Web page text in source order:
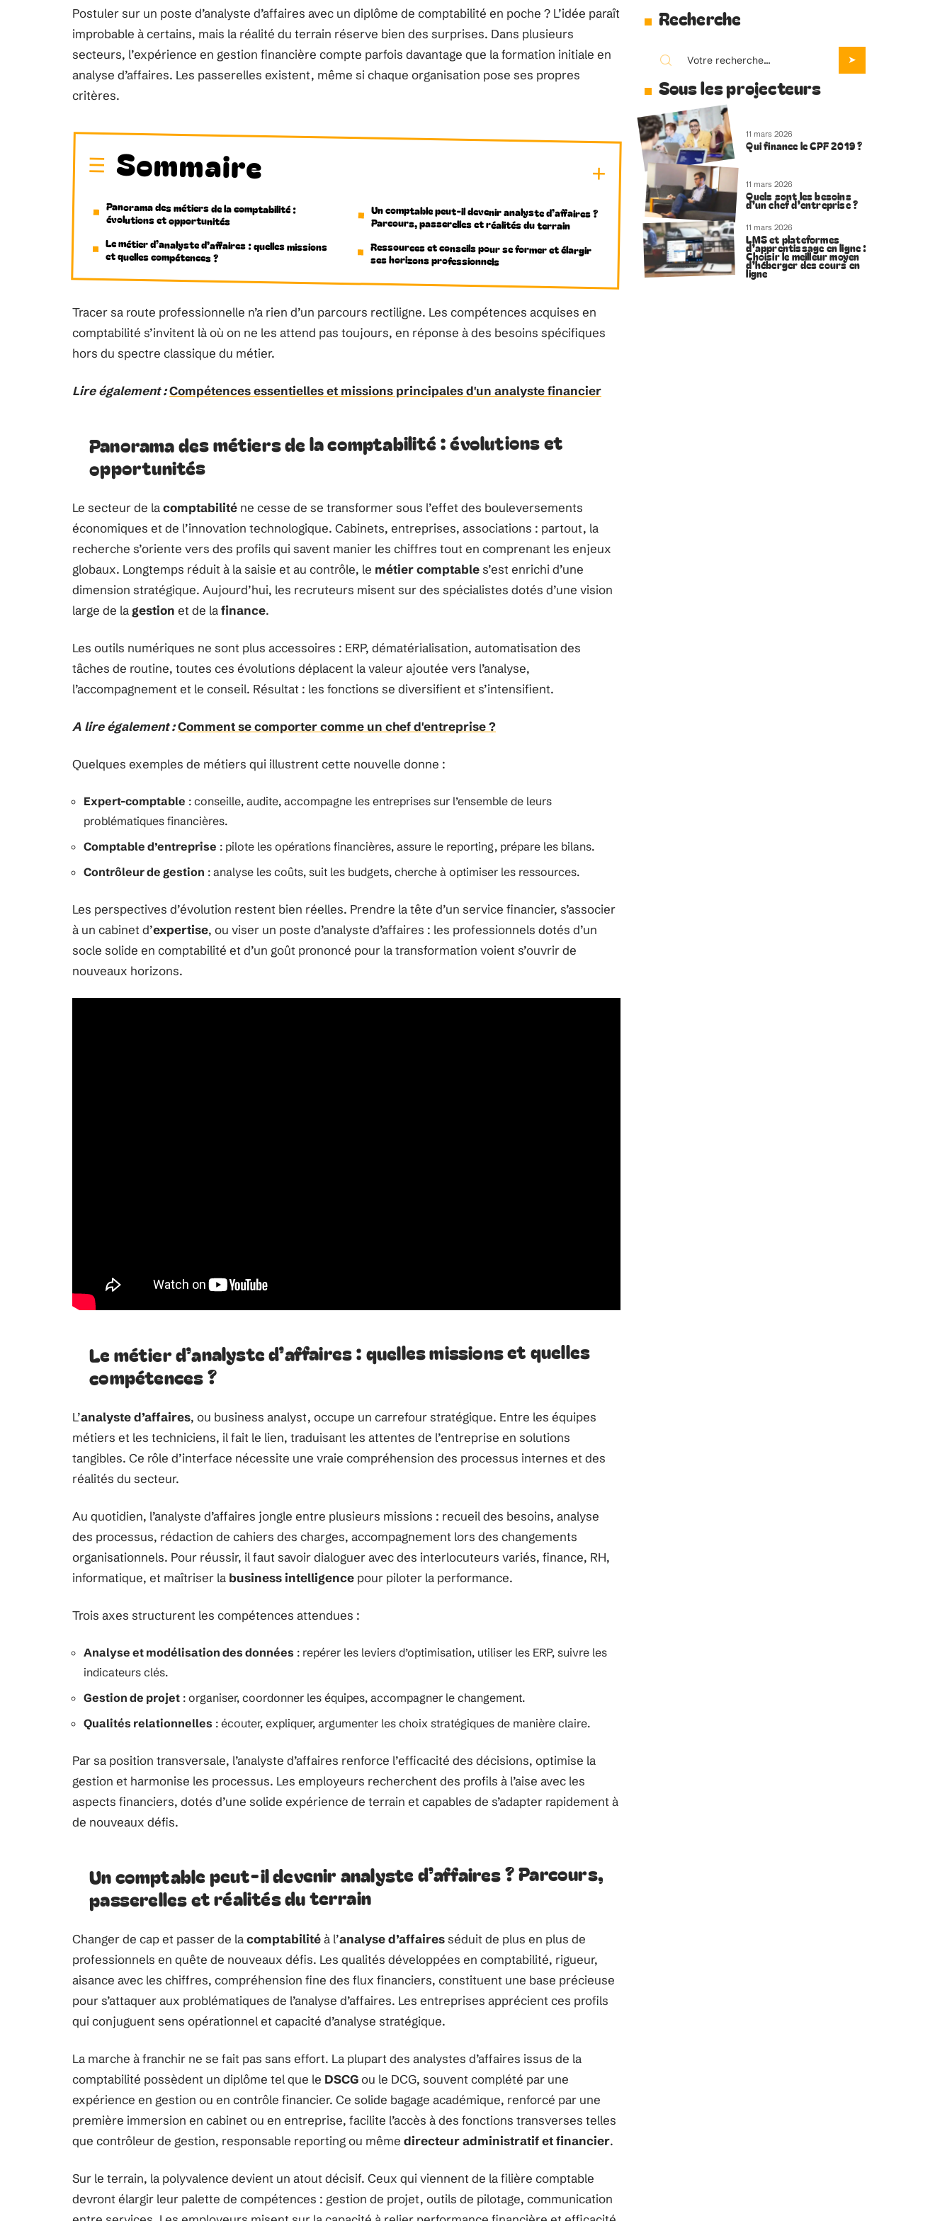
Postuler sur un poste d’analyste d’affaires avec un diplôme de comptabilité en poche ? L’idée paraît
improbable à certains, mais la réalité du terrain réserve bien des surprises. Dans plusieurs
secteurs, l’expérience en gestion financière compte parfois davantage que la formation initiale en
analyse d’affaires. Les passerelles existent, même si chaque organisation pose ses propres
critères.
Sommaire
Panorama des métiers de la comptabilité :
évolutions et opportunités
Le métier d’analyste d’affaires : quelles missions
et quelles compétences ?
Un comptable peut-il devenir analyste d’affaires ?
Parcours, passerelles et réalités du terrain
Ressources et conseils pour se former et élargir
ses horizons professionnels
Tracer sa route professionnelle n’a rien d’un parcours rectiligne. Les compétences acquises en
comptabilité s’invitent là où on ne les attend pas toujours, en réponse à des besoins spécifiques
hors du spectre classique du métier.
Lire également :Compétences essentielles et missions principales d'un analyste financier
Panorama des métiers de la comptabilité : évolutions et
opportunités
Le secteur de lacomptabilité ne cesse de se transformer sous l’effet des bouleversements
économiques et de l’innovation technologique. Cabinets, entreprises, associations : partout, la
recherche s’oriente vers des profils qui savent manier les chiffres tout en comprenant les enjeux
globaux. Longtemps réduit à la saisie et au contrôle, le métier comptables’est enrichi d’une
dimension stratégique. Aujourd’hui, les recruteurs misent sur des spécialistes dotés d’une vision
large de la gestion et de lafinance.
Les outils numériques ne sont plus accessoires : ERP, dématérialisation, automatisation des
tâches de routine, toutes ces évolutions déplacent la valeur ajoutée vers l’analyse,
l’accompagnement et le conseil. Résultat : les fonctions se diversifient et s’intensifient.
A lire également :Comment se comporter comme un chef d'entreprise ?
Quelques exemples de métiers qui illustrent cette nouvelle donne :
Expert-comptable : conseille, audite, accompagne les entreprises sur l’ensemble de leurs
problématiques financières.
Comptable d’entreprise : pilote les opérations financières, assure le reporting, prépare les bilans.
Contrôleur de gestion : analyse les coûts, suit les budgets, cherche à optimiser les ressources.
Les perspectives d’évolution restent bien réelles. Prendre la tête d’un service financier, s’associer
à un cabinet d’expertise, ou viser un poste d’analyste d’affaires : les professionnels dotés d’un
socle solide en comptabilité et d’un goût prononcé pour la transformation voient s’ouvrir de
nouveaux horizons.
Le métier d’analyste d’affaires : quelles missions et quelles
compétences ?
L’analyste d’affaires, ou business analyst, occupe un carrefour stratégique. Entre les équipes
métiers et les techniciens, il fait le lien, traduisant les attentes de l’entreprise en solutions
tangibles. Ce rôle d’interface nécessite une vraie compréhension des processus internes et des
réalités du secteur.
Au quotidien, l’analyste d’affaires jongle entre plusieurs missions : recueil des besoins, analyse
des processus, rédaction de cahiers des charges, accompagnement lors des changements
organisationnels. Pour réussir, il faut savoir dialoguer avec des interlocuteurs variés, finance, RH,
informatique, et maîtriser la business intelligence pour piloter la performance.
Trois axes structurent les compétences attendues :
Analyse et modélisation des données : repérer les leviers d’optimisation, utiliser les ERP, suivre les
indicateurs clés.
Gestion de projet : organiser, coordonner les équipes, accompagner le changement.
Qualités relationnelles : écouter, expliquer, argumenter les choix stratégiques de manière claire.
Par sa position transversale, l’analyste d’affaires renforce l’efficacité des décisions, optimise la
gestion et harmonise les processus. Les employeurs recherchent des profils à l’aise avec les
aspects financiers, dotés d’une solide expérience de terrain et capables de s’adapter rapidement à
de nouveaux défis.
Un comptable peut-il devenir analyste d’affaires ? Parcours,
passerelles et réalités du terrain
Changer de cap et passer de lacomptabilitéà l’analyse d’affairesséduit de plus en plus de
professionnels en quête de nouveaux défis. Les qualités développées en comptabilité, rigueur,
aisance avec les chiffres, compréhension fine des flux financiers, constituent une base précieuse
pour s’attaquer aux problématiques de l’analyse d’affaires. Les entreprises apprécient ces profils
qui conjuguent sens opérationnel et capacité d’analyse stratégique.
La marche à franchir ne se fait pas sans effort. La plupart des analystes d’affaires issus de la
comptabilité possèdent un diplôme tel que le DSCGou le DCG, souvent complété par une
expérience en gestion ou en contrôle financier. Ce solide bagage académique, renforcé par une
première immersion en cabinet ou en entreprise, facilite l’accès à des fonctions transverses telles
que contrôleur de gestion, responsable reporting ou même directeur administratif et financier.
Sur le terrain, la polyvalence devient un atout décisif. Ceux qui viennent de la filière comptable
devront élargir leur palette de compétences : gestion de projet, outils de pilotage, communication
Recherche
Sous les projecteurs
11 mars 2026
Qui finance le CPF 2019 ?
11 mars 2026
Quels sont les besoins
d’un chef d’entreprise ?
11 mars 2026
LMS et plateformes
d’apprentissage en ligne :
Choisir le meilleur moyen
d’héberger des cours en
ligne